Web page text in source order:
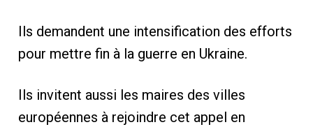
Ils demandent une intensification des efforts
pour mettre fin à la guerre en Ukraine.
Ils invitent aussi les maires des villes
européennes à rejoindre cet appel en